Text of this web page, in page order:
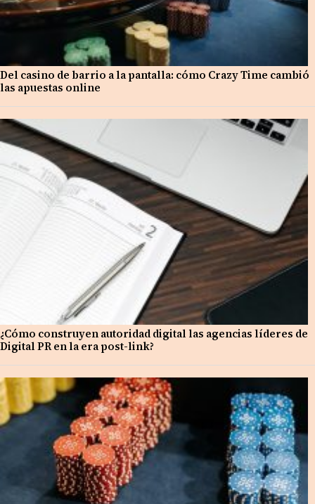
Del casino de barrio a la pantalla: cómo Crazy Time cambió
las apuestas online
¿Cómo construyen autoridad digital las agencias líderes de
Digital PR en la era post-link?